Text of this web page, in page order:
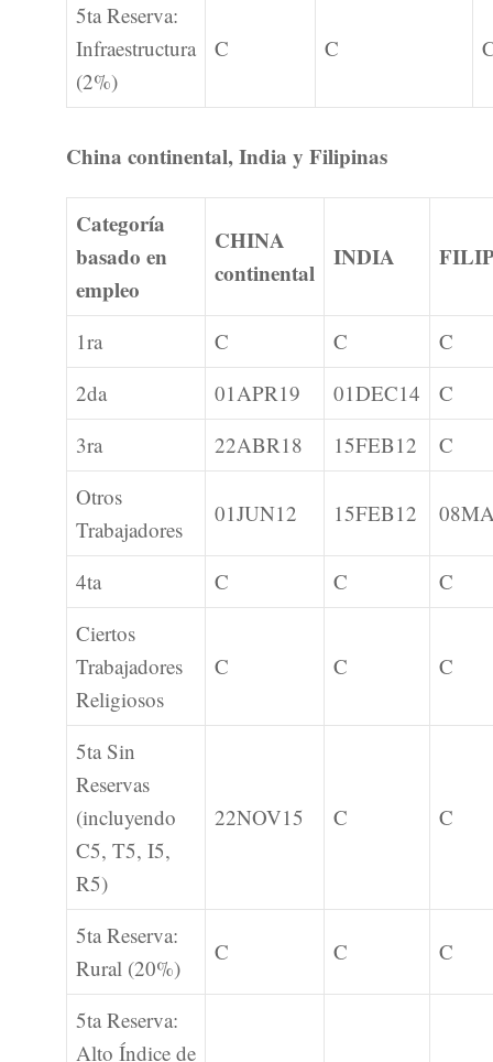
5ta Reserva:
Infraestructura
(2%)
C C
China continental, India y Filipinas
Categoría
basado en
empleo
CHINA
continental
INDIA
1ra C C
C
2da
01APR19 01DEC14
C
3ra
22ABR18 15FEB12
C
Otros
Trabajadores
01JUN12 15FEB12
4ta C C
C
Ciertos
Trabajadores
Religiosos
C C C
5ta Sin
Reservas
(incluyendo
C5, T5, I5,
R5)
22NOV15 C C
5ta Reserva:
Rural (20%)
C C C
5ta Reserva:
Alto Índice de